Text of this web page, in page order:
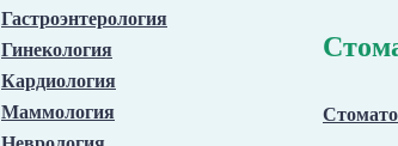
Гастроэнтерология
Гинекология
Кардиология
Маммология